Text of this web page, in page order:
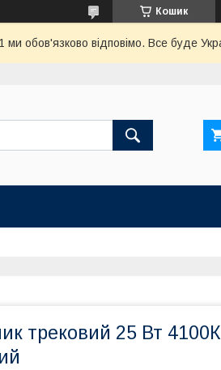
Кошик
обов'язково відповімо. Все буде
трековий 25 Вт 4100К